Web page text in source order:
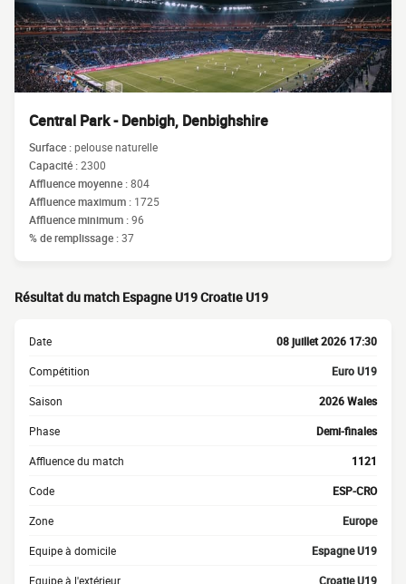
Central Park - Denbigh, Denbighshire
Surface :pelouse naturelle
Capacité :2300
Affluence moyenne :804
Affluence maximum : 1725
Affluence minimum :96
% de remplissage :37
Résultat du match Espagne U19 Croatie U19
Date 08 juillet 2026 17:30
Compétition Euro U19
Saison 2026 Wales
Phase Demi-finales
Affluence du match 1121
Code ESP-CRO
Zone Europe
Equipe à domicile Espagne U19
Equipe à l'extérieur Croatie U19